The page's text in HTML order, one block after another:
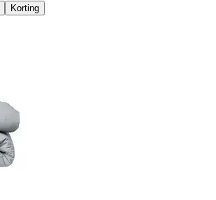
Korting